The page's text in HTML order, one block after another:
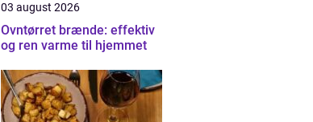
03 august 2026
Ovntørret brænde: effektiv
og ren varme til hjemmet